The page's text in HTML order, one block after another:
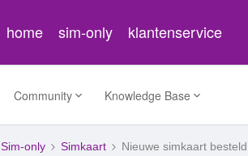
home sim-only klantenservice
Community Knowledge Base
Sim-only Simkaart Nieuwe simkaart